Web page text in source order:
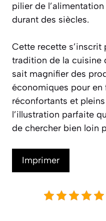
pilier de
durant des siècles.
Cette recette s’inscrit
tradition de la cuisine
sait magnifier des
économiques pour en
réconfortants et
l’illustration parfaite
de chercher bien loin
Imprimer